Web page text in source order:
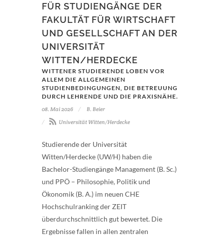
FÜR STUDIENGÄNGE DER
FAKULTÄT FÜR WIRTSCHAFT
UND GESELLSCHAFT AN DER
UNIVERSITÄT
WITTEN/HERDECKE
WITTENER STUDIERENDE LOBEN VOR
ALLEM DIE ALLGEMEINEN
STUDIENBEDINGUNGEN, DIE BETREUUNG
DURCH LEHRENDE UND DIE PRAXISNÄHE.
08. Mai 2026
B. Beier
Universität Witten/Herdecke
Studierende der Universität
Witten/Herdecke (UW/H) haben die
Bachelor-Studiengänge Management (B. Sc.)
und PPÖ – Philosophie, Politik und
Ökonomik (B. A.) im neuen CHE
Hochschulranking der ZEIT
überdurchschnittlich gut bewertet. Die
Ergebnisse fallen in allen zentralen